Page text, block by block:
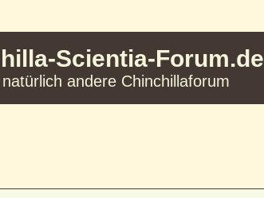
Scientia-Forum.de
andere Chinchillaforum